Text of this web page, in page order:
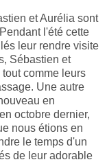
et Aurélia sont
l'été cette
leur rendre visite
Sébastien et
comme leurs
Une autre
en
octobre dernier,
nous étions en
le temps d'un
de leur adorable